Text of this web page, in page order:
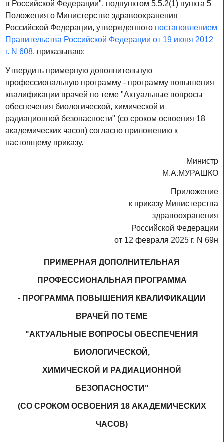
в Российской Федерации", подпунктом 5.5.2(1) пункта 5
Положения о Министерстве здравоохранения
Российской Федерации, утвержденного постановлением
Правительства Российской Федерации от 19 июня 2012
г. N 608, приказываю:
Утвердить примерную дополнительную
профессиональную программу - программу повышения
квалификации врачей по теме "Актуальные вопросы
обеспечения биологической, химической и
радиационной безопасности" (со сроком освоения 18
академических часов) согласно приложению к
настоящему приказу.
Министр
М.А.МУРАШКО
Приложение
к приказу Министерства
здравоохранения
Российской Федерации
от 12 февраля 2025 г. N 69н
ПРИМЕРНАЯ ДОПОЛНИТЕЛЬНАЯ
ПРОФЕССИОНАЛЬНАЯ ПРОГРАММА
- ПРОГРАММА ПОВЫШЕНИЯ КВАЛИФИКАЦИИ
ВРАЧЕЙ ПО ТЕМЕ
"АКТУАЛЬНЫЕ ВОПРОСЫ ОБЕСПЕЧЕНИЯ
БИОЛОГИЧЕСКОЙ,
ХИМИЧЕСКОЙ И РАДИАЦИОННОЙ
БЕЗОПАСНОСТИ"
(СО СРОКОМ ОСВОЕНИЯ 18 АКАДЕМИЧЕСКИХ
ЧАСОВ)